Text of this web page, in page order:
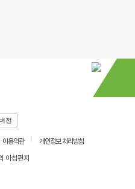
전
이용약관
개인정보 처리방침
아침편지